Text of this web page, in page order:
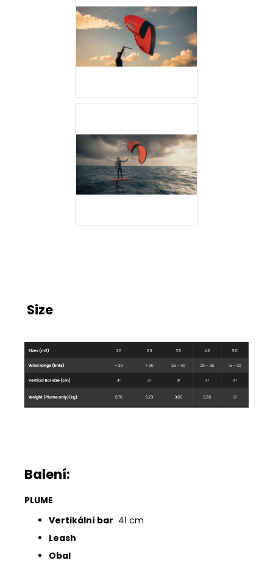
Size
Balení:
PLUME
Vertikální bar 41 cm
Leash
Obal